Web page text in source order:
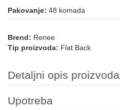
Pakovanje: 48 komada
Brend: Renee
Tip proizvoda: Flat Back
Detaljni opis proizvoda
Upotreba